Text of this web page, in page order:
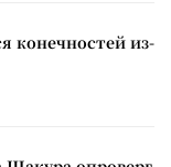
конечностей из-